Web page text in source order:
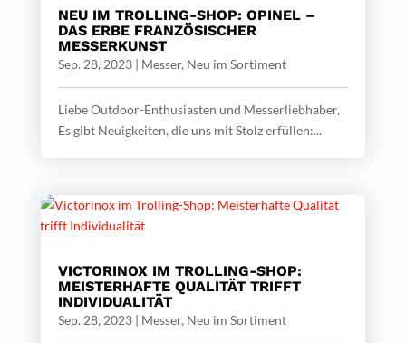
NEU IM TROLLING-SHOP: OPINEL –
DAS ERBE FRANZÖSISCHER
MESSERKUNST
Sep. 28, 2023| Messer, Neu im Sortiment
Liebe Outdoor-Enthusiasten und Messerliebhaber,
Es gibt Neuigkeiten, die uns mit Stolz erfüllen:...
VICTORINOX IM TROLLING-SHOP:
MEISTERHAFTE QUALITÄT TRIFFT
INDIVIDUALITÄT
Sep. 28, 2023| Messer, Neu im Sortiment